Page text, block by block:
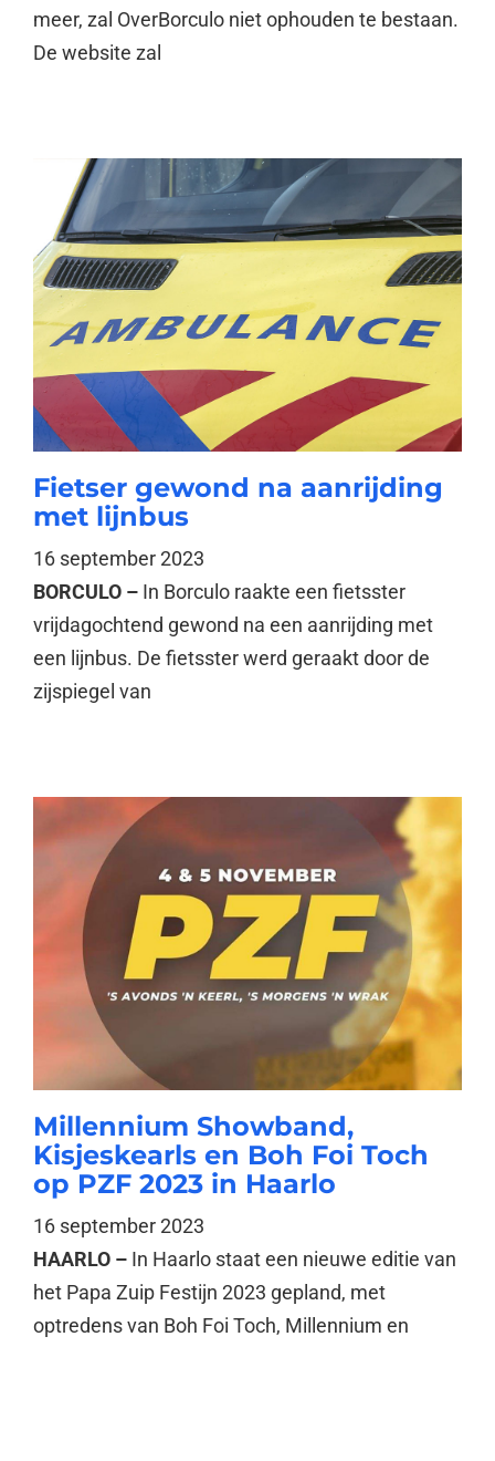
meer, zal OverBorculo niet ophouden te bestaan.
De website zal
Fietser gewond na aanrijding
met lijnbus
16 september 2023
BORCULO – In Borculo raakte een fietsster
vrijdagochtend gewond na een aanrijding met
een lijnbus. De fietsster werd geraakt door de
zijspiegel van
Millennium Showband,
Kisjeskearls en Boh Foi Toch
op PZF 2023 in Haarlo
16 september 2023
HAARLO – In Haarlo staat een nieuwe editie van
het Papa Zuip Festijn 2023 gepland, met
optredens van Boh Foi Toch, Millennium en